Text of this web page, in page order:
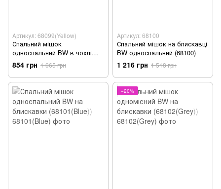
Артикул: 68099(Yellow)
Спальний мішок
односпальний BW в чохлі
(68099(Yellow))
854 грн 1 065 грн
Артикул: 68100
Спальний мішок на блискавці
BW односпальний (68100)
1 216 грн 1 518 грн
−20%